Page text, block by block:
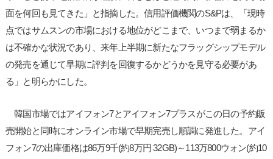
面を何回も見てきた」と指摘した。信用評価機関のS&Pは、「現時
点ではサムスンの市場における地位がどこまで、いつまで弱まるか
は不確かな状況であり、来年上半期に新たなフラッグシップモデル
の発売を通じて早期に評判を回復するかどうかを見守る必要があ
る」と明らかにした。
韓国市場ではアイフォン7とアイフォン7プラスがこの日の予約販
売開始と同時にオンライン市場で早期完売し順調に発進した。アイ
フォン7の出庫価格は86万9千(約8万円 32GB)～113万800ウォン(約10